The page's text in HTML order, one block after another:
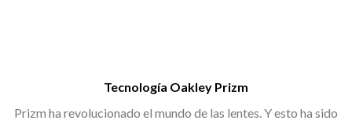
Tecnología Oakley Prizm
Prizm ha revolucionado el mundo de las lentes. Y esto ha sido